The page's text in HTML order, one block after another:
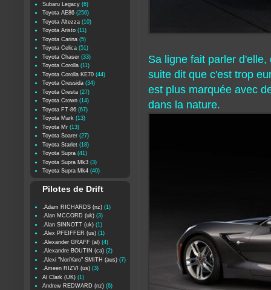
Sa ligne fait parler
suite dit que c'est trop
est plus marquée avec
dans la nature.
Subaru Legacy (6)
Toyota AE86 (256)
Toyota Altezza (10)
Toyota Aristo (11)
Toyota Carina (5)
Toyota Celica (51)
Toyota Chaser (33)
Toyota Corolla (11)
Toyota Corolla KE70 (44)
Toyota Cressida (34)
Toyota Cresta (27)
Toyota Crown (14)
Toyota FT-86 (67)
Toyota Mark (13)
Toyota Mr (13)
Toyota Soarer (27)
Toyota Starlet (18)
Toyota Supra (41)
Toyota Supra Mk3 (3)
Toyota Supra Mk4 (40)
Pilotes de Drift
.Adam RICHARDS (nz) (1)
.Alan MCCORD (uk) (3)
.Alan SINNOTT (uk) (1)
.Alex PFEIFFER (us) (1)
.Alexander GRAFF (al) (4)
.Alexandre BOUTIN (ca) (2)
.Alexi "NoriYaro" SMITH (aus) (7)
.Ameen RIZVI (us) (3)
Al Clark (UK) (1)
Andrew REDWARD (nz) (6)